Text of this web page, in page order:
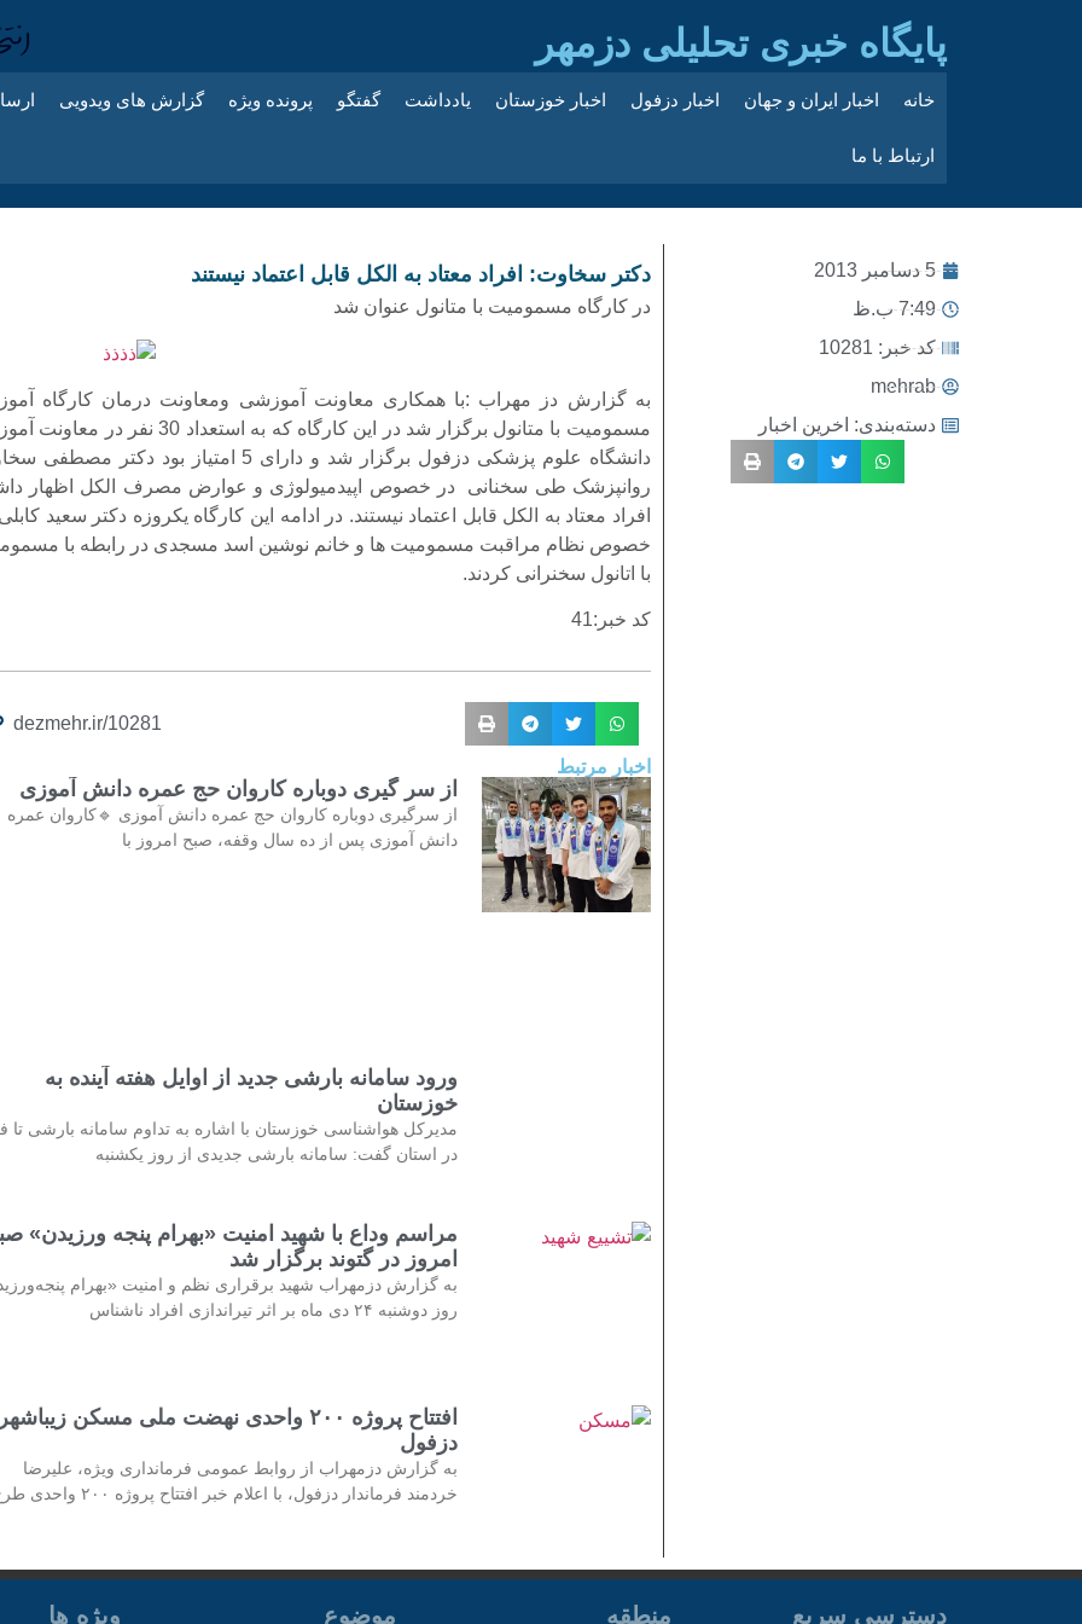
پایگاه خبری تحلیلی دزمهر
خانه اخبار ایران و جهان اخبار دزفول اخبار خوزستان یادداشت گفتگو پرونده ویژه گزارش های ویدویی
ارتباط با ما
5 دسامبر 2013
7:49 ب.ظ
کد خبر: 10281
mehrab
دسته‌بندی: اخرین اخبار
دکتر سخاوت: افراد معتاد به الکل قابل اعتماد نیستند
در کارگاه مسمومیت با متانول عنوان شد
به گزارش دز مهراب :با همکاری معاونت آموزشی ومعاونت درمان کارگاه
مسمومیت با متانول برگزار شد در این کارگاه که به استعداد 30 نفر در
دانشگاه علوم پزشکی دزفول برگزار شد و دارای 5 امتیاز بود دکتر
روانپزشک طی سخنانی در خصوص اپیدمیولوژی و عوارض مصرف الکل اظهار
افراد معتاد به الکل قابل اعتماد نیستند. در ادامه این کارگاه یکروزه دکتر سعید
خصوص نظام مراقبت مسمومیت ها و خانم نوشین اسد مسجدی در رابطه با
با اتانول سخنرانی کردند.
کد خبر:41
dezmehr.ir/10281
اخبار مرتبط
از سر گیری دوباره کاروان حج عمره دانش آموزی
از سرگیری دوباره کاروان حج عمره دانش آموزی 🔹کاروان عمره
دانش آموزی پس از ده سال وقفه، صبح امروز با
ورود سامانه بارشی جدید از اوایل هفته آینده به
خوزستان
مدیرکل هواشناسی خوزستان با اشاره به تداوم سامانه بارشی تا
در استان گفت: سامانه بارشی جدیدی از روز یکشنبه
مراسم وداع با شهید امنیت «بهرام پنجه ورزیدن»
امروز در گتوند برگزار شد
به گزارش دزمهراب شهید برقراری نظم و امنیت «بهرام
روز دوشنبه ۲۴ دی ماه بر اثر تیراندازی افراد ناشناس
افتتاح پروژه ۲۰۰ واحدی نهضت ملی مسکن
دزفول
به گزارش دزمهراب از روابط عمومی فرمانداری ویژه، علیرضا
خردمند فرماندار دزفول، با اعلام خبر افتتاح پروژه ۲۰۰ واحدی طرح
دسترسی سریع منطقه موضوع ویژه ها